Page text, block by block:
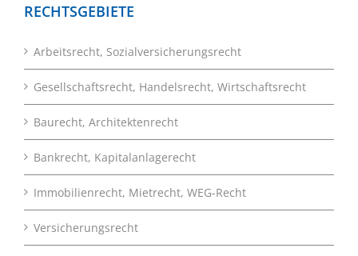
RECHTSGEBIETE
Arbeitsrecht, Sozialversicherungsrecht
Gesellschaftsrecht, Handelsrecht, Wirtschaftsrecht
Baurecht, Architektenrecht
Bankrecht, Kapitalanlagerecht
Immobilienrecht, Mietrecht, WEG-Recht
Versicherungsrecht